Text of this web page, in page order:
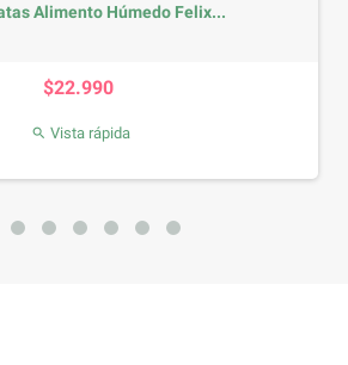
Alimento Húmedo Felix...
$22.990
 Vista rápida